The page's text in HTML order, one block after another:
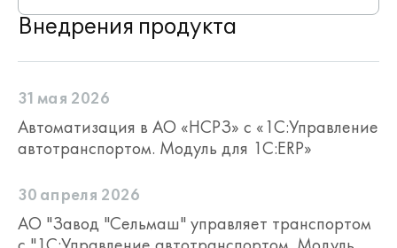
План, по которому производится
планирование, можно импортировать из
Excel или воспользоваться обработкой
Внедрения продукта
31 мая 2026
Автоматизация в АО «НСРЗ» с «1С:Управление
автотранспортом. Модуль для 1С:ERP»
30 апреля 2026
АО "Завод "Сельмаш" управляет транспортом